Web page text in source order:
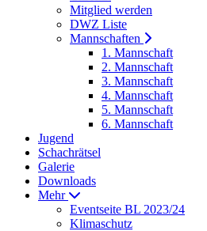
Mitglied werden
DWZ Liste
Mannschaften
1. Mannschaft
2. Mannschaft
3. Mannschaft
4. Mannschaft
5. Mannschaft
6. Mannschaft
Jugend
Schachrätsel
Galerie
Downloads
Mehr
Eventseite BL 2023/24
Klimaschutz